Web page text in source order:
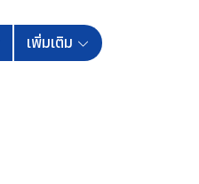
เพิ่มเติม